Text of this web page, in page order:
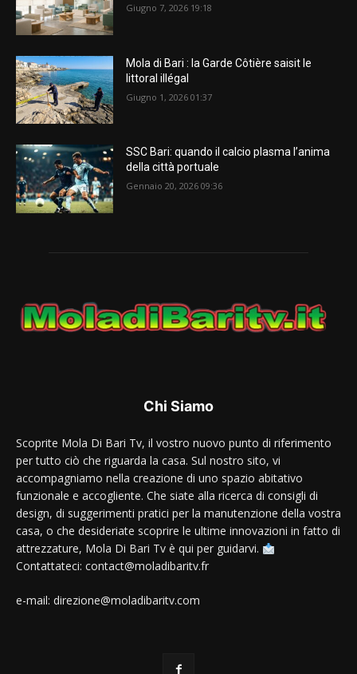
Giugno 7, 2026 19:18
Mola di Bari : la Garde Côtière saisit le
littoral illégal
Giugno 1, 2026 01:37
SSC Bari: quando il calcio plasma l’anima
della città portuale
Gennaio 20, 2026 09:36
Chi Siamo
Scoprite Mola Di Bari Tv, il vostro nuovo punto di riferimento
per tutto ciò che riguarda la casa. Sul nostro sito, vi
accompagniamo nella creazione di uno spazio abitativo
funzionale e accogliente. Che siate alla ricerca di consigli di
design, di suggerimenti pratici per la manutenzione della vostra
casa, o che desideriate scoprire le ultime innovazioni in fatto di
attrezzature, Mola Di Bari Tv è qui per guidarvi.
Contattateci: contact@moladibaritv.fr
e-mail: direzione@moladibaritv.com